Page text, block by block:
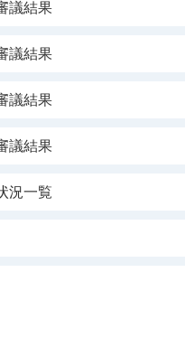
議結果
議結果
議結果
議結果
況一覧